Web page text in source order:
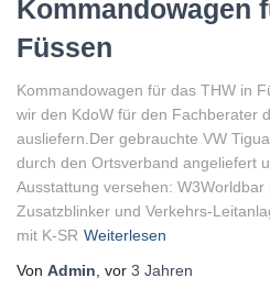
Kommandowagen
Füssen
Kommandowagen für das THW in
wir den KdoW für den Fachberater
ausliefern.Der gebrauchte VW
durch den Ortsverband angeliefert
Ausstattung versehen: W3Worldbar
Zusatzblinker und Verkehrs-
mit K-SR Weiterlesen
Von Admin , vor 3 Jahren